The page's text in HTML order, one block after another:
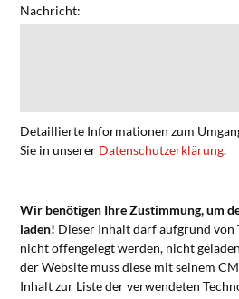
Nachricht:
Detaillierte Informationen zum
Sie in unserer Datenschutzerklärung.
Wir benötigen Ihre Zustimmung, um
laden! Dieser Inhalt darf aufgrund von
nicht offengelegt werden, nicht
der Website muss diese mit seinem
Inhalt zur Liste der verwendeten